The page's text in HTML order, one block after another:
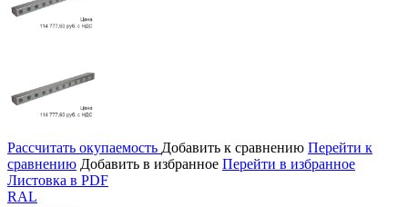
Рассчитать окупаемость Добавить к сравнению Перейти к
сравнению Добавить в избранное Перейти в избранное
Листовка в PDF
RAL